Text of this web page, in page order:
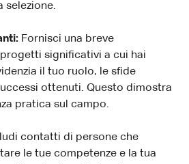
selezione.
Fornisci una breve
significativi a cui hai
il tuo ruolo, le sfide
ottenuti. Questo dimostra
pratica sul campo.
contatti di persone che
le tue competenze e la tua